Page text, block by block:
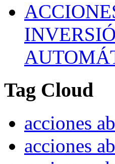
Tag Cloud
acciones
acciones